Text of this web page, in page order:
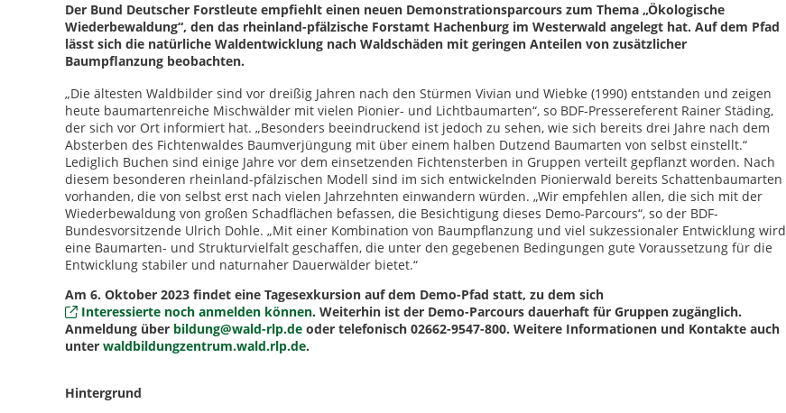
Der Bund Deutscher Forstleute empfiehlt einen neuen Demonstrationsparcours zum Thema „Ökologische
Wiederbewaldung“, den das rheinland-pfälzische Forstamt Hachenburg im Westerwald angelegt hat. Auf dem Pfad
lässt sich die natürliche Waldentwicklung nach Waldschäden mit geringen Anteilen von zusätzlicher
Baumpflanzung beobachten.
„Die ältesten Waldbilder sind vor dreißig Jahren nach den Stürmen Vivian und Wiebke (1990) entstanden und zeigen
heute baumartenreiche Mischwälder mit vielen Pionier- und Lichtbaumarten“, so BDF-Pressereferent Rainer Städing,
der sich vor Ort informiert hat. „Besonders beeindruckend ist jedoch zu sehen, wie sich bereits drei Jahre nach dem
Absterben des Fichtenwaldes Baumverjüngung mit über einem halben Dutzend Baumarten von selbst einstellt.“
Lediglich Buchen sind einige Jahre vor dem einsetzenden Fichtensterben in Gruppen verteilt gepflanzt worden. Nach
diesem besonderen rheinland-pfälzischen Modell sind im sich entwickelnden Pionierwald bereits Schattenbaumarten
vorhanden, die von selbst erst nach vielen Jahrzehnten einwandern würden. „Wir empfehlen allen, die sich mit der
Wiederbewaldung von großen Schadflächen befassen, die Besichtigung dieses Demo-Parcours“, so der BDF-
Bundesvorsitzende Ulrich Dohle. „Mit einer Kombination von Baumpflanzung und viel sukzessionaler Entwicklung wird
eine Baumarten- und Strukturvielfalt geschaffen, die unter den gegebenen Bedingungen gute Voraussetzung für die
Entwicklung stabiler und naturnaher Dauerwälder bietet.“
Am 6. Oktober 2023 findet eine Tagesexkursion auf dem Demo-Pfad statt, zu dem sich
Interessierte noch anmelden können. Weiterhin ist der Demo-Parcours dauerhaft für Gruppen zugänglich.
Anmeldung über bildung@wald-rlp.de oder telefonisch 02662-9547-800. Weitere Informationen und Kontakte auch
unter waldbildungzentrum.wald.rlp.de.
Hintergrund